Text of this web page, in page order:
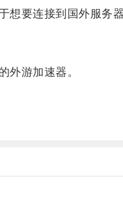
要连接到国外服务
游加速器。